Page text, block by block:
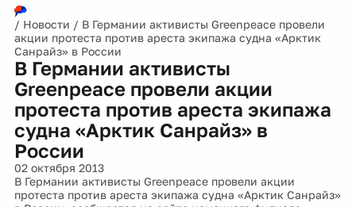
/ Новости / В Германии активисты Greenpeace провели
акции протеста против ареста экипажа судна «Арктик
Санрайз» в России
В Германии активисты
Greenpeace провели акции
протеста против ареста экипажа
судна «Арктик Санрайз» в
России
02 октября 2013
В Германии активисты Greenpeace провели акции
протеста против ареста экипажа судна «Арктик Санрайз»